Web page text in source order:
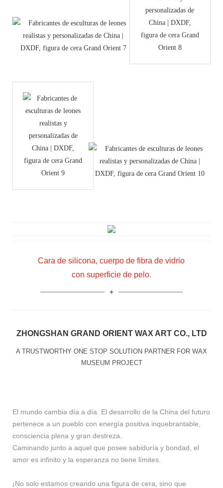
Cara de silicona, cuerpo de fibra de vidrio
con superficie de pelo.
ZHONGSHAN GRAND ORIENT WAX ART CO., LTD
A TRUSTWORTHY ONE STOP SOLUTION PARTNER FOR WAX
MUSEUM PROJECT
El mundo cambia día a día. El desarrollo de la China del futuro
pertenece a un pueblo con energía positiva inquebrantable,
consciencia plena y gran destreza.
Caminando junto a aquel que posee sabiduría y bondad, el
amor es infinito y la esperanza no tiene límites.
¡No solo estamos creando una figura de cera, sino que